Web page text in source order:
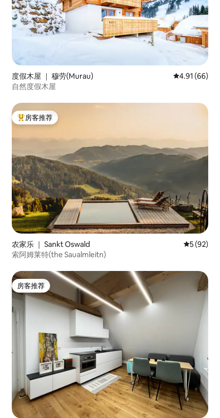
度假木屋 ｜ 穆劳(Murau) 平均评分
4.91 (66)
自然度假木屋
热门「房客推荐」
房客推荐
农家乐 ｜ Sankt Oswald 平均评分
5 (92)
索阿姆莱特(the Saualmleitn)
房客推荐
房客推荐